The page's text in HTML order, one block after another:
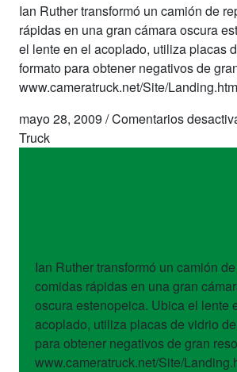
Ian Ruther transformó un camión de
rápidas en una gran cámara oscura
el lente en el acoplado, utiliza placas
formato para obtener negativos de
www.cameratruck.net/Site/
mayo 28, 2009 /Comentarios
Truck
Ian Ruther transformó un camión
comidas rápidas en una gran
oscura estenopeica. Ubica el lente
acoplado, utiliza placas de vidrio
para obtener negativos de gran
www.cameratruck.net/Site/